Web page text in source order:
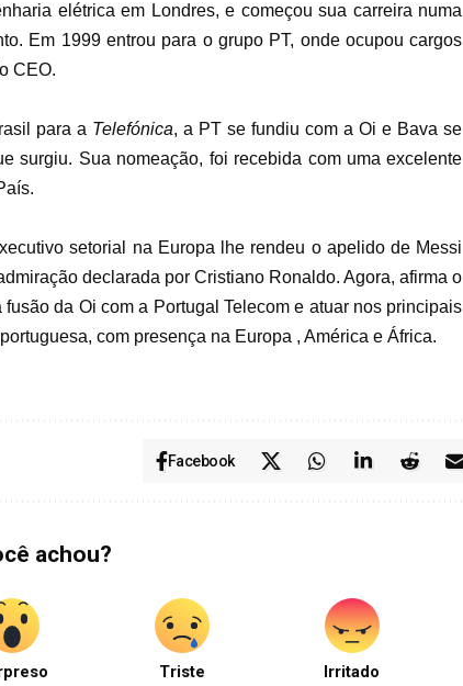
elétrica em Londres, e começou sua carreira numa
Em 1999 entrou para o grupo PT, onde ocupou cargos
CEO.
para a Telefónica, a PT se fundiu com a Oi e Bava se
surgiu. Sua nomeação, foi recebida com uma excelente
setorial na Europa lhe rendeu o apelido de Messi
declarada por Cristiano Ronaldo. Agora, afirma o
da Oi com a Portugal Telecom e atuar nos principais
com presença na Europa , América e África.
Facebook
achou?
Triste Irritado